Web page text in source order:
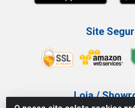
Site
Loja /